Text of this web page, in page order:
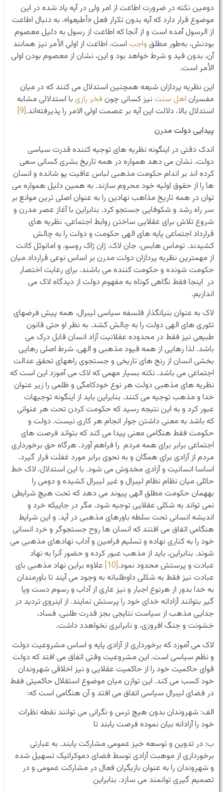
دومین نکته در ضرورت اطاعت از امر ولی در آیه یاد شده در این
موضوع قرار دارد که آیه بدون تکرار فعل «أطیعوا»، به دنبال اطاعت
از الرسول آمده است و از آنجا که اطاعت از رسول به دلیل معصوم‌
بودنش‌، به‌طور مطلق واجب است، اطاعت از اولی الأمر نیز همانند
آن، بدون قید و شرط خواهد بود و این، نشان از معصوم‌ بودن اولی
الأمر است.
این نظریه پردازان شیعه همچنین استدلال می کنند که در میان
مفسران اهل سنت نیز کسانی چون فخر رازی‌ با استدلالی مشابه
استدلال بالا، دلالت این آیه بر عصمت اولی الامر را پذیرفته‌اند.[9]
پیدایی دولت مدرن
اندک دقتی در اینگونه نظریه های توجیه کننده قدرت سیاسی
دولت، نشان می دهد همواره در همه تاریخ بشری کسانی سعی
کرده اند بر اندام حکومت مذهبی لباس عافیت پو شانده و انسان
ها را از حقوق اولیه خود محروم سازند. به همین دلیل همواره می
توان در همه تاریخ مذاهب نهادین را به عنوان اصلی ترین موانع بر
سر راه رشد و شکوفایی جستجو کرد. بنابراین با آغاز عصر مدرن و
شروع تلاش برای عقلایی ساختن روابط اجتماعی، نظریه های
قرارداد اجتماعی پایه های الهی حکومت و دولت را به چالش
کشیدند. توماس هابس، جان لاک، ژان ژاک روسو، و امانوئل کانت
از مهمترین نظریه پردازان دولت مدرن بر اساس نوعی قرارداد میان
حکومت شونده و حکومت کننده می باشند. برای رعایت اختصار
در اینجا فقط نگاهی کوتاه به مفهوم دولت از دیدگاه لاک می
اندازیم.
لاک به عنوان بنیانگذار فلسفه سیاسی لیبرال، همه پیش فرضهای
تئوری های الهی دولت را به چالش کشد. به نظر او حتی قانون
طبیعی نیز فقط در محدوده عقلانیت آزاد انسان قابل درک می
باشد. لذا رهایی از همه قیود مذهبی و الهی، شرط اصلی رهایی
بخشی انسان از رنج های تاریخی و جستجوی راههای تحقق عدالت
اجتماعی می باشد. نکته بسیار مهمی که لاک می آموزد این است که
نظریه های مذهبی دولت هر نوع خودکامگی و ظلمی را زیر عنوان
خدا و مذهب توجیه می کنند. بنابراین باید از اینگونه توجیهات
عبور کرد و به این نتیجه رسید که حکومت کردن تحت هر عنوانی
که باشد به معنی داشتن جوار انجام هر کاری نیست. دولت و
حکومت فقط هنگامی معنی پیدا می کند که بتواند فرصت های
اجتماعی برابر برای همه مردم را فراهم آورد. هرگاه حق برخورداری
مردم از آزادی برای همگان و به نحوی برابر مورد غفلت قرار گیرد،
اساسا انسانیت و آزادی مخدوش می شود. با این استدلال، لاک خط
حائلی میان نظام نظام لیبرال و غیر لیبرال کشیده و دومی را
بههمان حکومت مطلق الهی پیوند می دهد که تحت هیچ شرایطی
نمی تواند به شکلی عقلایی توجیه شود، مگر در جاییکه خرد و
اندیشه انسانی تحت سلطه باورهای مذهبی در آید. و این شرایط
هنگامی اتفاق می افتند که انسان ها روح جستجوگر و خرد انسانی
خود را به کناری نهاده و تسلیم فرامین و آداب نهادهای مذهبی می
شوند. بنابراین، باید از مذهب عبور کرده و حضور آنرا به نهاد
عبادت و پرستش محدود نمود.[10]
علاوه براین نهاد مذهبی بای
عبادت نیز فقط به شکلی داوطلبانه به وجود می آیند تا باورمندان
به خدا بدور از هرنوع اجبار و نیز عاری از آداب و رسوم دست وپا
گیر بتوانند آزادانه خدای خود را پرستش نمایند. از اینروی تردید در
جدایی مذهب از سیاست نتایجی بجز قدرت طلبی، فساد،
خشونت و جنگ افروزی، و نابرابری نخواهدد داشت.
لاک می آموزد که برخورداری از آزادی پایه و اساس مشروعیت دولت
و نظم سیاسی است. این مشروعیت وقتی اتفاق می افتد که دولت
قوای حاکمیت خود را از حاکمیت عقلایی و نیز اخلاقی شهروندان
خود کسب می کند. این توازن میان موضوع استقلال حاکمیتی فقط
در فضای لیبرال سیاسی اتفاق می افتد و آن هنگامی است که:
الف: شهروندان بدون هیچ ترس و نگرانی می توانند نقطه نظرات
خود را آزادانه بیان نموده فرصت یابند تا
ب: در تدوین و توسعه خیز عمومی مشارکت یابند. به عبارتی
برخورداری از موهبت آزادی توسط فضای دموکراتیک تسهیل شده
و شهروندان را به عنوان بازیگران فعال در مشارکت عمومی و در
تصمیم گیری توانمند می سازد. بنابراین